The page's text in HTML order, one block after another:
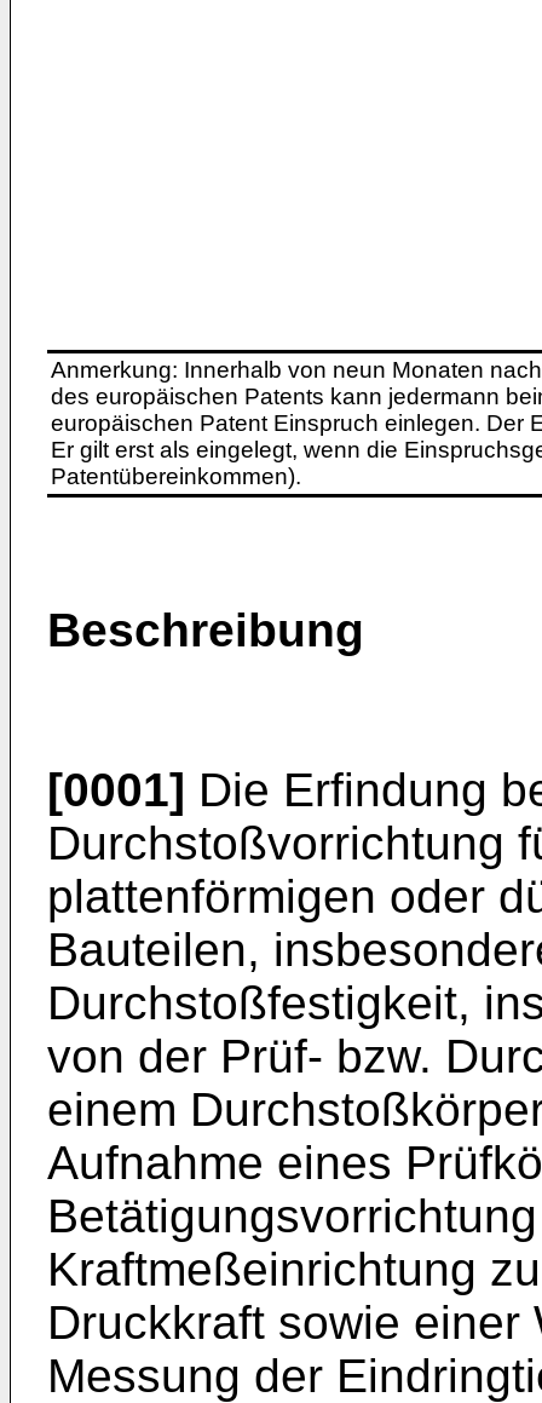
Anmerkung: Innerhalb von neun Monaten
des europäischen Patents kann jedermann
europäischen Patent Einspruch einlegen. Der
Er gilt erst als eingelegt, wenn die
Patentübereinkommen).
Beschreibung
[0001] Die Erfindung
Durchstoßvorrichtung
plattenförmigen oder
Bauteilen,
Durchstoßfestigkeit,
von der Prüf- bzw.
einem
Aufnahme eines
Kraftmeßeinrichtung
Druckkraft sowie
Messung der